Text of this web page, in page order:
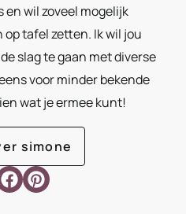
en wil zoveel mogelijk
tafel zetten. Ik wil jou
slag te gaan met diverse
voor minder bekende
wat je ermee kunt!
simone